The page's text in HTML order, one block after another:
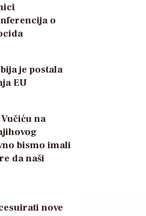
o
je postala
EU
na
bismo imali
da naši
nove